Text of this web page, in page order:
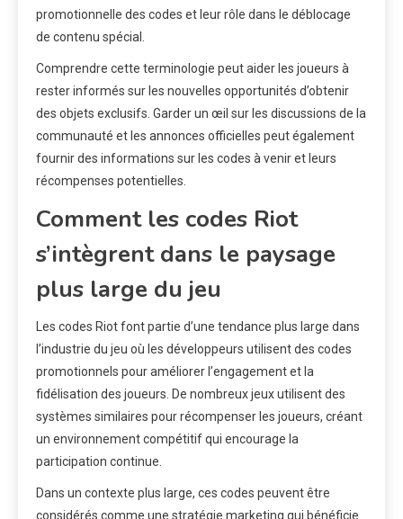
promotionnelle des codes et leur rôle dans le déblocage
de contenu spécial.
Comprendre cette terminologie peut aider les joueurs à
rester informés sur les nouvelles opportunités d’obtenir
des objets exclusifs. Garder un œil sur les discussions de la
communauté et les annonces officielles peut également
fournir des informations sur les codes à venir et leurs
récompenses potentielles.
Comment les codes Riot
s’intègrent dans le paysage
plus large du jeu
Les codes Riot font partie d’une tendance plus large dans
l’industrie du jeu où les développeurs utilisent des codes
promotionnels pour améliorer l’engagement et la
fidélisation des joueurs. De nombreux jeux utilisent des
systèmes similaires pour récompenser les joueurs, créant
un environnement compétitif qui encourage la
participation continue.
Dans un contexte plus large, ces codes peuvent être
considérés comme une stratégie marketing qui bénéficie